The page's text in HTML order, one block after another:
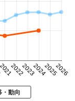
20222023202420252026
動向